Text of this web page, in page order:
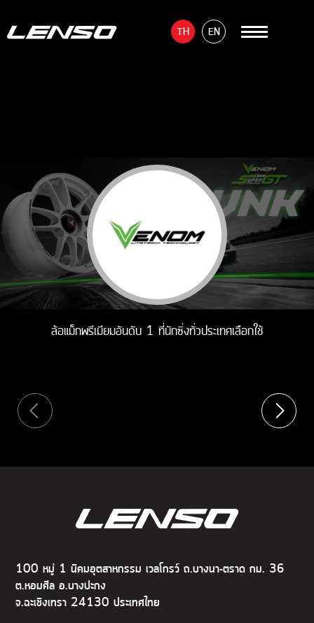
TH EN
ล้อแม็กพรีเมียมอันดับ 1 ที่นักซิ่งทั่วประเทศเลือกใช้
100 หมู่ 1 นิคมอุตสาหกรรม เวลโกรว์ ถ.บางนา-ตราด กม. 36
ต.หอมศีล อ.บางปะกง
จ.ฉะเชิงเทรา 24130 ประเทศไทย